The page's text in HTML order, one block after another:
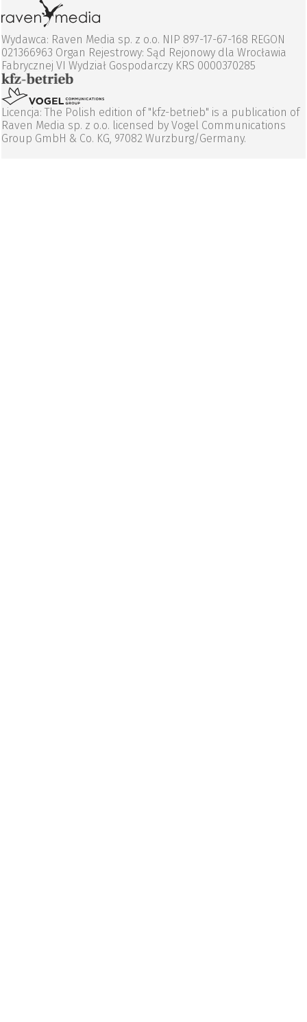
Wydawca: Raven Media sp. z o.o. NIP 897-17-67-168 REGON
021366963 Organ Rejestrowy: Sąd Rejonowy dla Wrocławia
Fabrycznej VI Wydział Gospodarczy KRS 0000370285
Licencja: The Polish edition of "kfz-betrieb" is a publication of
Raven Media sp. z o.o. licensed by Vogel Communications
Group GmbH & Co. KG, 97082 Wurzburg/Germany.